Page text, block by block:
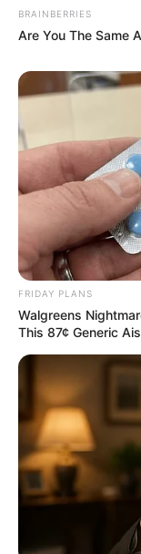
Sokan talán
valóság
Magyar Péter
a fiai
Nemcsak
értették, mivel
vezetésére
„Nagyon okos
Már a jövőről
A családban
szóba került,
hozhat az
– hogyan
BRAINBERRIES
Are You The Same
FRIDAY PLANS
Walgreens
This 87¢ Generic